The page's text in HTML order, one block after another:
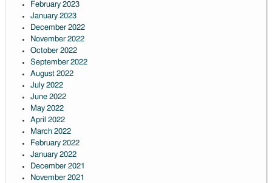
February 2023
January 2023
December 2022
November 2022
October 2022
September 2022
August 2022
July 2022
June 2022
May 2022
April 2022
March 2022
February 2022
January 2022
December 2021
November 2021